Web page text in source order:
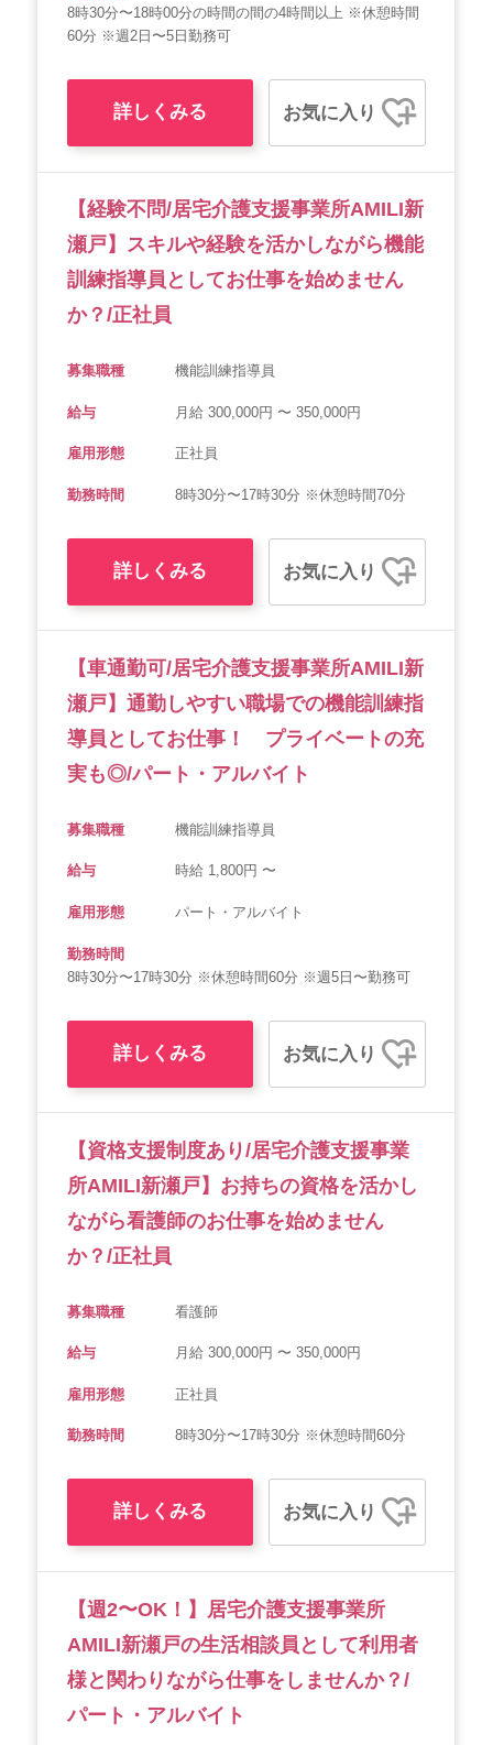
8時30分〜18時00分の時間の間の4時間以上 ※休憩時間
60分 ※週2日〜5日勤務可
詳しくみる お気に入り
【経験不問/居宅介護支援事業所AMILI新
瀬戸】スキルや経験を活かしながら機能
訓練指導員としてお仕事を始めません
か？/正社員
募集職種 機能訓練指導員
給与 月給 300,000円 〜 350,000円
雇用形態 正社員
勤務時間 8時30分〜17時30分 ※休憩時間70分
詳しくみる お気に入り
【車通勤可/居宅介護支援事業所AMILI新
瀬戸】通勤しやすい職場での機能訓練指
導員としてお仕事！ プライベートの充
実も◎/パート・アルバイト
募集職種 機能訓練指導員
給与 時給 1,800円 〜
雇用形態 パート・アルバイト
勤務時間
8時30分〜17時30分 ※休憩時間60分 ※週5日〜勤務可
詳しくみる お気に入り
【資格支援制度あり/居宅介護支援事業
所AMILI新瀬戸】お持ちの資格を活かし
ながら看護師のお仕事を始めません
か？/正社員
募集職種 看護師
給与 月給 300,000円 〜 350,000円
雇用形態 正社員
勤務時間 8時30分〜17時30分 ※休憩時間60分
詳しくみる お気に入り
【週2〜OK！】居宅介護支援事業所
AMILI新瀬戸の生活相談員として利用者
様と関わりながら仕事をしませんか？/
パート・アルバイト